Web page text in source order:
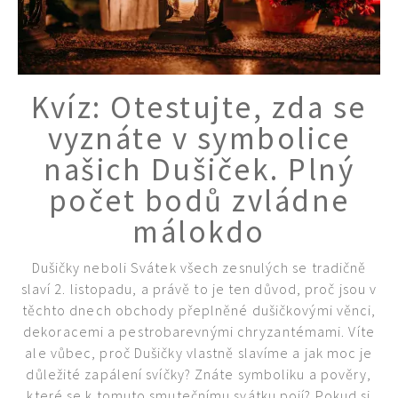
74 Kč
Objednat >
Kvíz: Otestujte, zda se
vyznáte v symbolice
našich Dušiček. Plný
počet bodů zvládne
málokdo
Dušičky neboli Svátek všech zesnulých se tradičně
slaví 2. listopadu, a právě to je ten důvod, proč jsou v
těchto dnech obchody přeplněné dušičkovými věnci,
dekoracemi a pestrobarevnými chryzantémami. Víte
ale vůbec, proč Dušičky vlastně slavíme a jak moc je
důležité zapálení svíčky? Znáte symboliku a pověry,